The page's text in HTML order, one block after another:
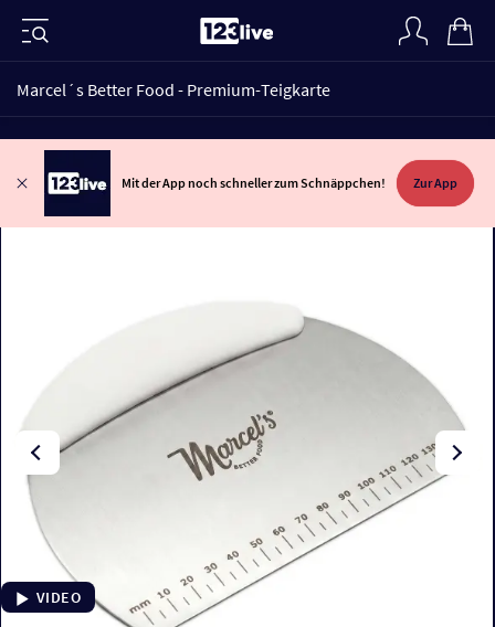
Marcel´s Better Food - Premium-Teigkarte
Mit der App noch schneller zum Schnäppchen! Zur App
VIDEO